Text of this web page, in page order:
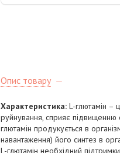
Опис товару
Характеристика: L-глютамін –
руйнування, сприяє підвищенню
глютамін продукується в
навантаження) його синтез в
L-глютамін необхідний